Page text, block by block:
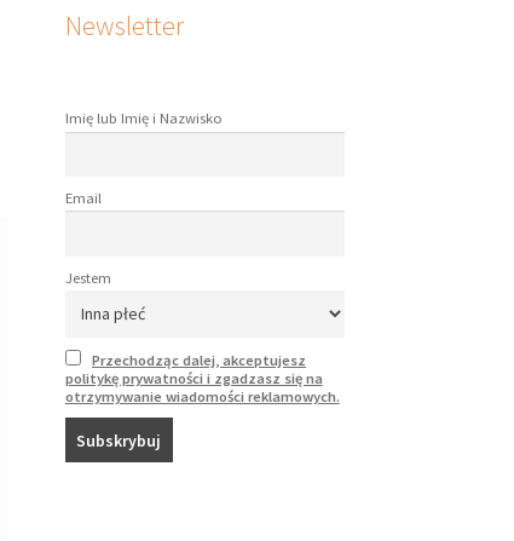
Newsletter
Imię lub Imię i Nazwisko
Email
Jestem
Przechodząc dalej, akceptujesz
politykę prywatności i zgadzasz się na
otrzymywanie wiadomości reklamowych.